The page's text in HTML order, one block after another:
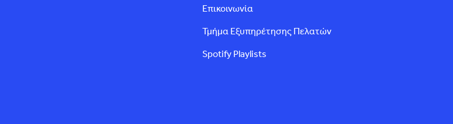
Επικοινωνία
Τμήμα Εξυπηρέτησης Πελατών
Spotify Playlists